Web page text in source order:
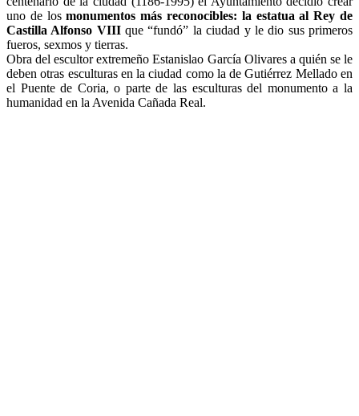
uno de losmonumentos más reconocibles: la estatua al Rey de
Castilla Alfonso VIIIque “fundó” la ciudad y le dio sus primeros
fueros, sexmos y tierras.
Obra del escultor extremeño Estanislao García Olivares a quién se le
deben otras esculturas en la ciudad como la de Gutiérrez Mellado en
el Puente de Coria, o parte de las esculturas del monumento a la
humanidad en la Avenida Cañada Real.